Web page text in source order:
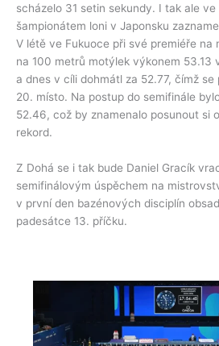
scházelo 31 setin sekundy. I tak ale
šampionátem loni v Japonsku
V létě ve Fukuoce při své premiéře na
na 100 metrů motýlek výkonem 53.13
a dnes v cíli dohmátl za 52.77, čímž se
20. místo. Na postup do semifinále
52.46, což by znamenalo posunout si
rekord.
Z Dohá se i tak bude Daniel Gracík
semifinálovým úspěchem na
v první den bazénových disciplín
padesátce 13. příčku.